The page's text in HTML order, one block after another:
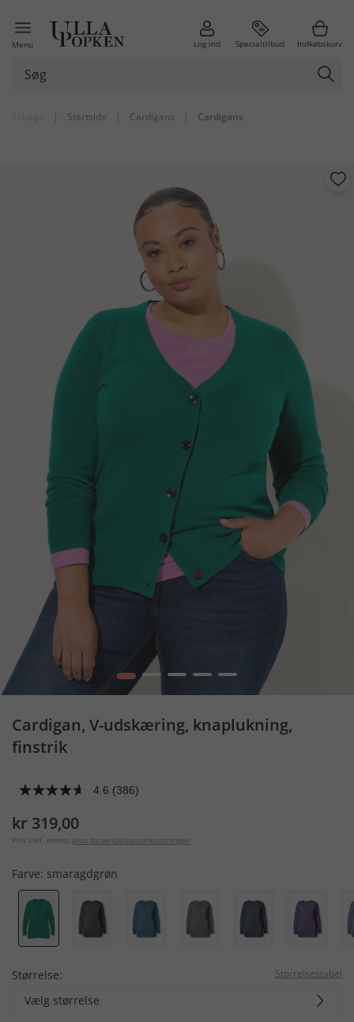
Menu Log ind Specialtilbud Indkøbskurv
| Startside | Cardigans | Cardigans
1 3 4 5
Cardigan, V-udskæring, knaplukning,
finstrik
4.6 (386)
kr 319,00
Pris inkl. moms plus forsendelsesomkostninger
Farve: smaragdgrøn
Størrelse: Storrelsestabel
Vælg størrelse